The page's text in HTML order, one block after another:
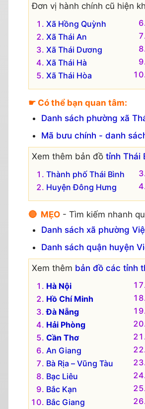
Đơn vị hành chính cũ hiện
Xã Hồng Quỳnh
Xã Thái An
Xã Thái Dương
Xã Thái Hà
Xã Thái Hòa
☛ Có thể bạn quan tâm:
Danh sách phường xã
Mã bưu chính - danh
Xem thêm bản đồ tỉnh Thái
Thành phố Thái Bình
Huyện Đông Hưng
🔴 MẸO - Tìm kiếm nhanh
Danh sách xã phường
Danh sách quận huyện
Xem thêm bản đồ các tỉnh
Hà Nội
Hồ Chí Minh
Đà Nẵng
Hải Phòng
Cần Thơ
An Giang
Bà Rịa – Vũng Tàu
Bạc Liêu
Bắc Kạn
Bắc Giang